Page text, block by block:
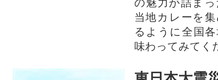
の魅力が詰ま
当地カレーを
るように全国
味わってみてく